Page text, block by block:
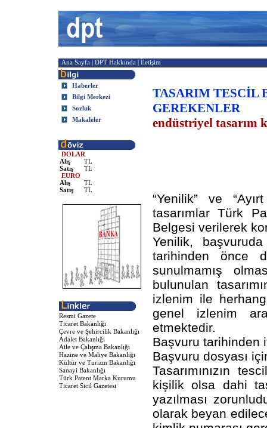
Ana Sayfa | DPT Hakkında | İletişim
Haberler
Bilgi Merkezi
Sozluk
Makaleler
DOLAR
Alış
TL
Satış
TL
EURO
Alış
TL
Satış
TL
Resmi Gazete
Ticaret Bakanlığı
Çevre ve Şehircilik Bakanlığı
Adalet Bakanlığı
Aile ve Çalışma Bakanlığı
Hazine ve Maliye Bakanlığı
Kültür ve Turizm Bakanlığı
Sanayi Bakanlığı
Türk Patent Marka Kurumu
Ticaret Sicil Gazetesi
TASARIM TESCİL
GEREKENLER
endüstriyel tasarım
“Yenilik” ve
tasarımlar Türk
Belgesi verilerek
Yenilik, başvuruda
tarihinden önce
sunulmamış
bulunulan
izlenim ile
genel izlenim
etmektedir.
Başvuru tarihinden
Başvuru dosyası
Tasarımınızın
kişilik olsa dahi
yazılması
olarak beyan